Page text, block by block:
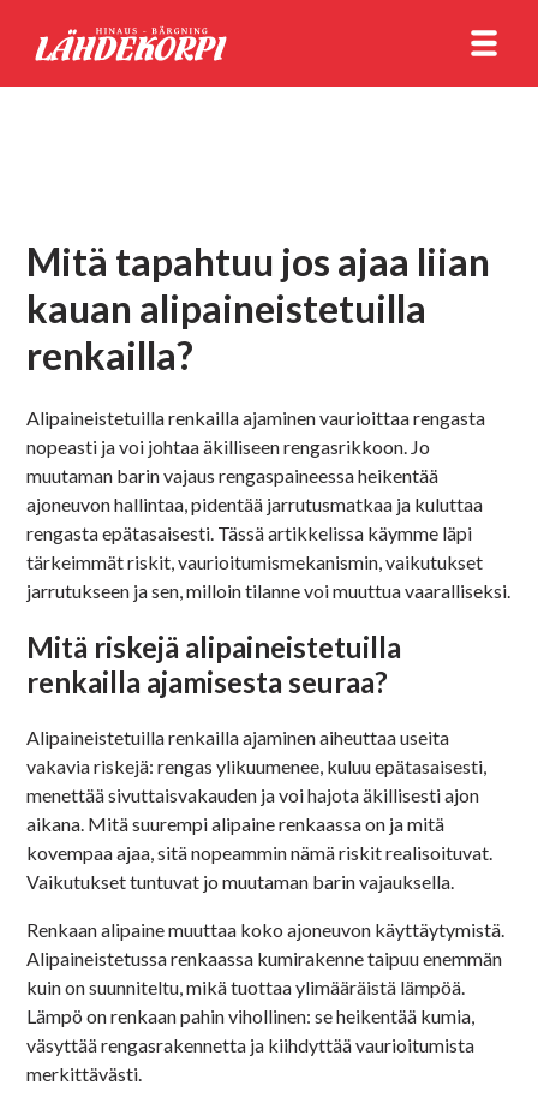
Mitä tapahtuu jos ajaa liian
kauan alipaineistetuilla
renkailla?
Alipaineistetuilla renkailla ajaminen vaurioittaa rengasta
nopeasti ja voi johtaa äkilliseen rengasrikkoon. Jo
muutaman barin vajaus rengaspaineessa heikentää
ajoneuvon hallintaa, pidentää jarrutusmatkaa ja kuluttaa
rengasta epätasaisesti. Tässä artikkelissa käymme läpi
tärkeimmät riskit, vaurioitumismekanismin, vaikutukset
jarrutukseen ja sen, milloin tilanne voi muuttua vaaralliseksi.
Mitä riskejä alipaineistetuilla
renkailla ajamisesta seuraa?
Alipaineistetuilla renkailla ajaminen aiheuttaa useita
vakavia riskejä: rengas ylikuumenee, kuluu epätasaisesti,
menettää sivuttaisvakauden ja voi hajota äkillisesti ajon
aikana. Mitä suurempi alipaine renkaassa on ja mitä
kovempaa ajaa, sitä nopeammin nämä riskit realisoituvat.
Vaikutukset tuntuvat jo muutaman barin vajauksella.
Renkaan alipaine muuttaa koko ajoneuvon käyttäytymistä.
Alipaineistetussa renkaassa kumirakenne taipuu enemmän
kuin on suunniteltu, mikä tuottaa ylimääräistä lämpöä.
Lämpö on renkaan pahin vihollinen: se heikentää kumia,
väsyttää rengasrakennetta ja kiihdyttää vaurioitumista
merkittävästi.